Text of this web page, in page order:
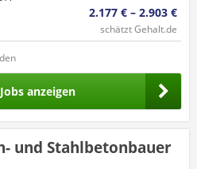
2.177 € – 2.903 €
schätzt Gehalt.de
anzeigen
und Stahlbetonbauer